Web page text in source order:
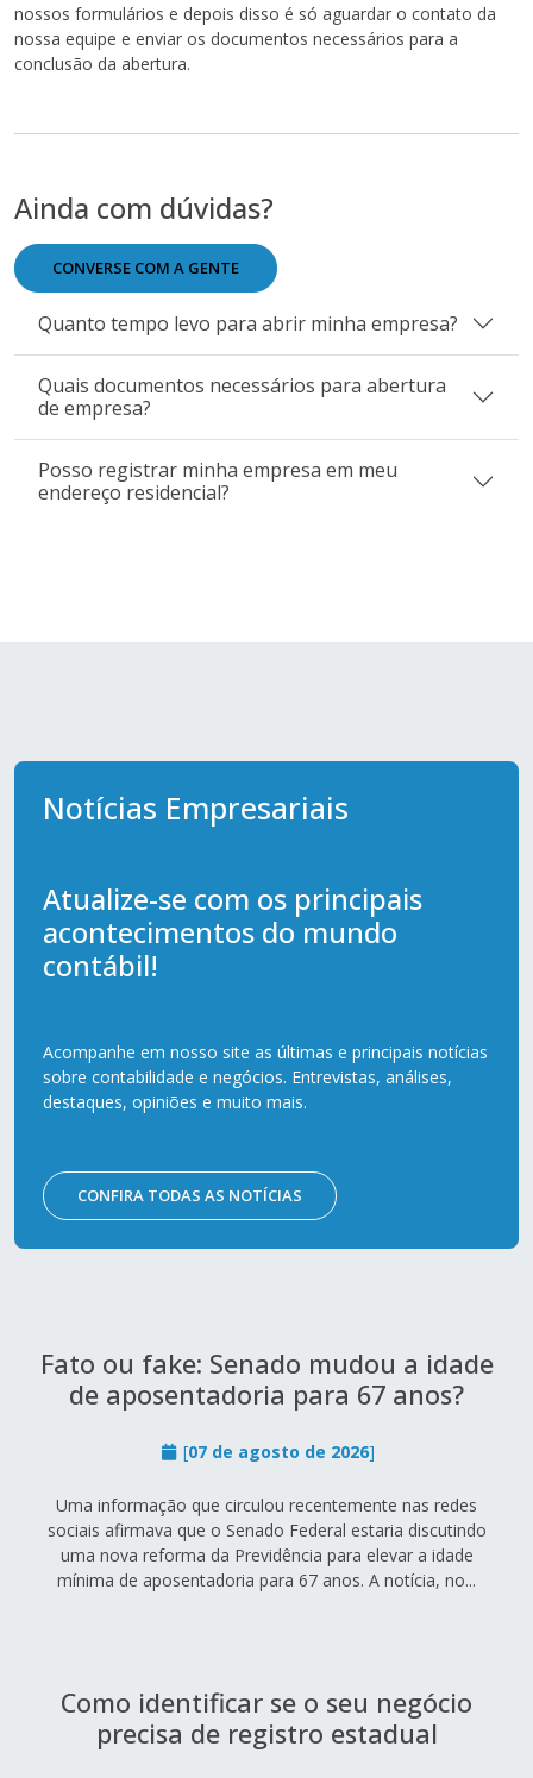
nossos formulários e depois disso é só aguardar o contato da
nossa equipe e enviar os documentos necessários para a
conclusão da abertura.
Ainda com dúvidas?
CONVERSE COM A GENTE
Quanto tempo levo para abrir minha empresa?
Quais documentos necessários para abertura
de empresa?
Posso registrar minha empresa em meu
endereço residencial?
Notícias Empresariais
Atualize-se com os principais
acontecimentos do mundo
contábil!
Acompanhe em nosso site as últimas e principais notícias
sobre contabilidade e negócios. Entrevistas, análises,
destaques, opiniões e muito mais.
CONFIRA TODAS AS NOTÍCIAS
Fato ou fake: Senado mudou a idade
de aposentadoria para 67 anos?
[07 de agosto de 2026]
Uma informação que circulou recentemente nas redes
sociais afirmava que o Senado Federal estaria discutindo
uma nova reforma da Previdência para elevar a idade
mínima de aposentadoria para 67 anos. A notícia, no...
Como identificar se o seu negócio
precisa de registro estadual